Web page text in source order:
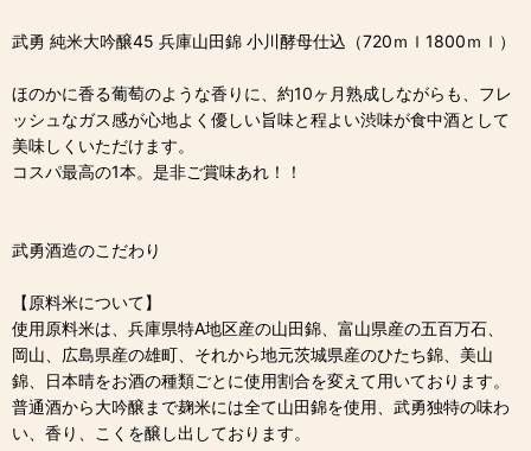
武勇 純米大吟醸45 兵庫山田錦 小川酵母仕込（720ｍｌ1800ｍｌ）
ほのかに香る葡萄のような香りに、約10ヶ月熟成しながらも、フレ
ッシュなガス感が心地よく優しい旨味と程よい渋味が食中酒として
美味しくいただけます。
コスパ最高の1本。是非ご賞味あれ！！
武勇酒造のこだわり
【原料米について】
使用原料米は、兵庫県特A地区産の山田錦、富山県産の五百万石、
岡山、広島県産の雄町、それから地元茨城県産のひたち錦、美山
錦、日本晴をお酒の種類ごとに使用割合を変えて用いております。
普通酒から大吟醸まで麹米には全て山田錦を使用、武勇独特の味わ
い、香り、こくを醸し出しております。